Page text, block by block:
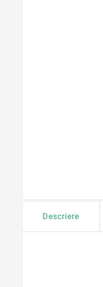
Descriere